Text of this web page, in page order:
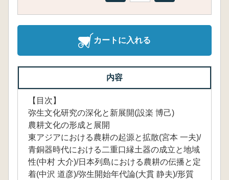
カートに入れる
内容
【目次】
弥生文化研究の深化と新展開(設楽 博己)
農耕文化の形成と展開
東アジアにおける農耕の起源と拡散(宮本 一夫)/
青銅器時代における二重口縁土器の成立と地域
性(中村 大介)/日本列島における農耕の伝播と定
着(中沢 道彦)/弥生開始年代論(大貫 静夫)/形質